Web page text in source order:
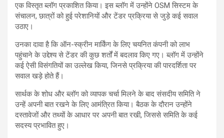
एक विस्तृत ब्लॉग प्रकाशित किया। इस ब्लॉग में उन्होंने OSM सिस्टम के
संचालन, छात्रों को हुई परेशानियों और टेंडर प्रक्रिया से जुड़े कई सवाल
उठाए।
उनका दावा है कि ऑन-स्क्रीन मार्किंग के लिए चयनित कंपनी को लाभ
पहुंचाने के उद्देश्य से टेंडर की कुछ शर्तों में बदलाव किए गए। ब्लॉग में उन्होंने
कई ऐसी विसंगतियों का उल्लेख किया, जिनसे प्रक्रिया की पारदर्शिता पर
सवाल खड़े होते हैं।
सार्थक के शोध और ब्लॉग को व्यापक चर्चा मिलने के बाद संसदीय समिति ने
उन्हें अपनी बात रखने के लिए आमंत्रित किया। बैठक के दौरान उन्होंने
दस्तावेजों और तथ्यों के आधार पर अपनी बात रखी, जिससे समिति के कई
सदस्य प्रभावित हुए।